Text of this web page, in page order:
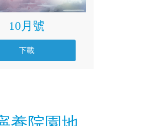
10月號
下載